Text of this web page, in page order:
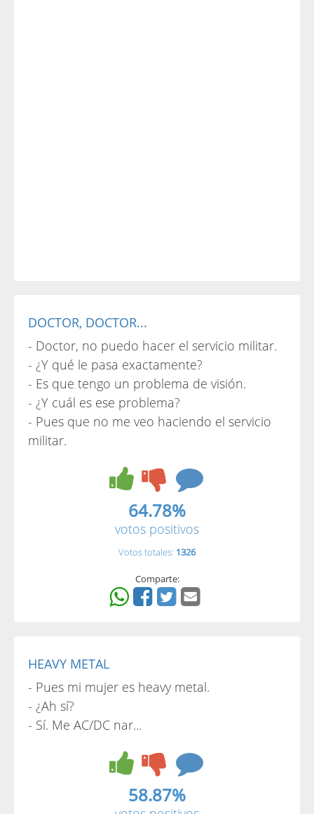
DOCTOR, DOCTOR...
- Doctor, no puedo hacer el servicio militar.
- ¿Y qué le pasa exactamente?
- Es que tengo un problema de visión.
- ¿Y cuál es ese problema?
- Pues que no me veo haciendo el servicio
militar.
64.78%
votos positivos
Votos totales: 1326
Comparte:
HEAVY METAL
- Pues mi mujer es heavy metal.
- ¿Ah sí?
- Sí. Me AC/DC nar...
58.87%